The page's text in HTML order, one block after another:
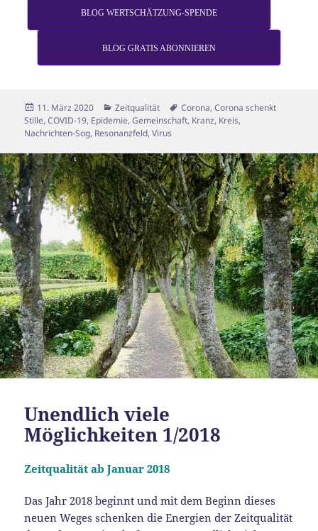
BLOG WERTSCHÄTZUNG-SPENDE
BLOG GRATIS ABONNIEREN
Veröffentlicht
am
11. März 2020 Kategorien
Zeitqualität Schlagwörter
Corona,Corona schenkt
Stille,COVID-19, Epidemie,Gemeinschaft, Kranz, Kreis,
Nachrichten-Sog, Resonanzfeld,Virus
Unendlich viele
Möglichkeiten 1/2018
Zeitqualität ab Januar 2018
Das Jahr 2018 beginnt und mit dem Beginn dieses
neuen Weges schenken die Energien der Zeitqualität